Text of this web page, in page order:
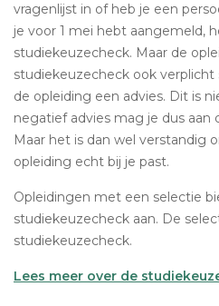
vragenlijst in of heb je een
je voor 1 mei hebt aangemeld,
studiekeuzecheck. Maar de
studiekeuzecheck ook
de opleiding een advies. Dit is
negatief advies mag je dus aan
Maar het is dan wel verstandig
opleiding echt bij je past.
Opleidingen met een selectie
studiekeuzecheck aan. De
studiekeuzecheck.
Lees meer over de